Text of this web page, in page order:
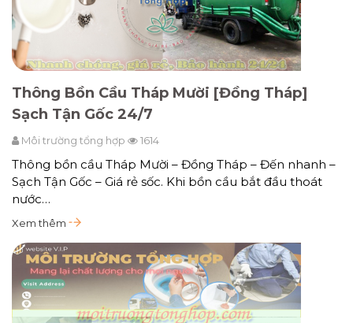
Thông Bồn Cầu Tháp Mười [Đồng Tháp]
Sạch Tận Gốc 24/7
Môi trường tổng hợp 1614
Thông bồn cầu Tháp Mười – Đồng Tháp – Đến nhanh –
Sạch Tận Gốc – Giá rẻ sốc. Khi bồn cầu bắt đầu thoát
nước…
Xem thêm